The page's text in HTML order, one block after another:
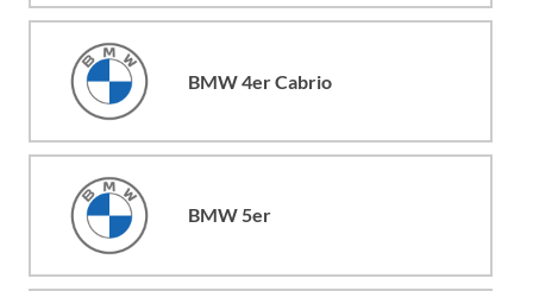
BMW 4er Cabrio
BMW 5er